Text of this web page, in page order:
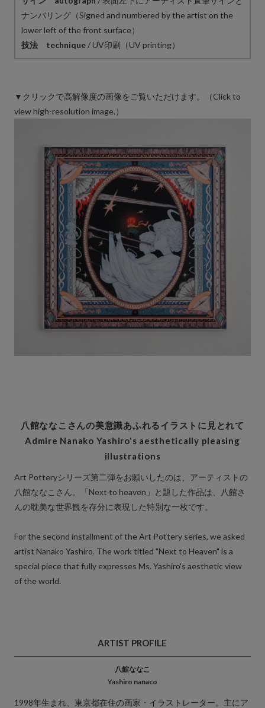
ナンバリング（Signed and numbered by the artist on the
lower left of the front surface）
技法 technique/ UV印刷（UV printing）
▼クリックで高解像度の画像をご覧いただけます。（Click to
view high-resolution image.）
八館ななこさんの美意識あふれるイラストに見とれて
Admire Nanako Yashiro's aesthetically pleasing
illustrations
Art Potteryシリーズ第二弾をお願いしたのは、アーティストの
八館ななこさん。「Next to heaven」と題した作品は、八館さ
んの耽美な世界観を存分に表現した特別な一枚です。
For the second installment of the Art Pottery series, we asked
artist Nanako Yashiro. The work titled "Next to Heaven" is a
special piece that fully expresses Ms. Yashiro's aesthetic view
of the world.
ARTIST PROFILE
八館ななこ
Yashiro nanaco
1998年生まれ、東京都在住の画家・イラストレーター。主にア